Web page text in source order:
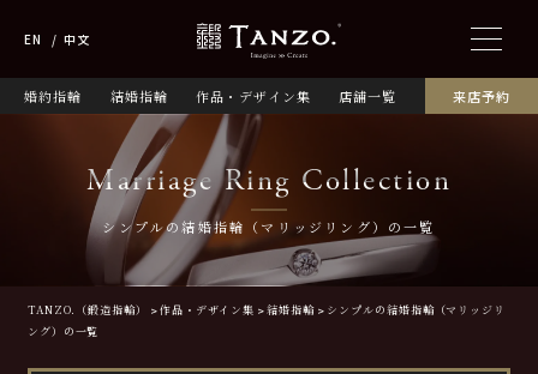
婚約指輪 結婚指輪 作品・デザイン集 店舗一覧 来店予約
EN 中文
Marriage Ring Collection
シンプルの結婚指輪（マリッジリング）の一覧
TANZO.（鍛造指輪） 作品・デザイン集 結婚指輪
シンプルの結婚指輪（マリッジリ
ング）の一覧